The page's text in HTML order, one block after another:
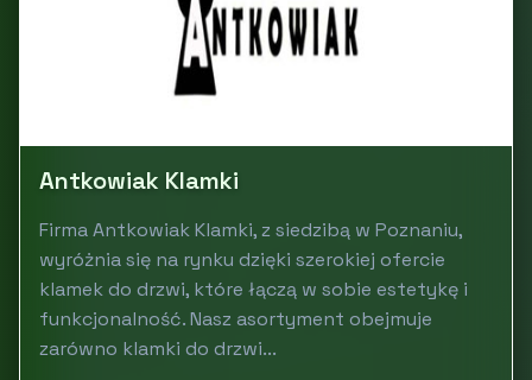
Antkowiak Klamki
Firma Antkowiak Klamki, z siedzibą w Poznaniu,
wyróżnia się na rynku dzięki szerokiej ofercie
klamek do drzwi, które łączą w sobie estetykę i
funkcjonalność. Nasz asortyment obejmuje
zarówno klamki do drzwi...